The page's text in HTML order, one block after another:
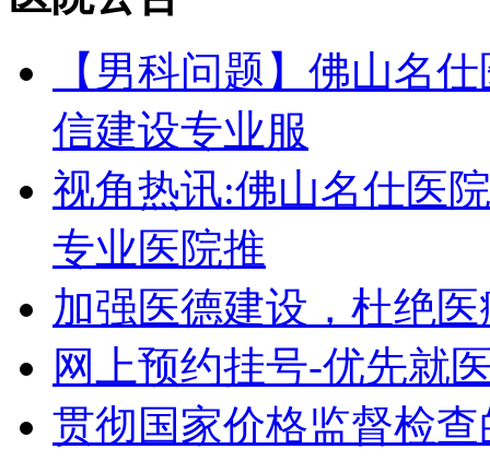
【男科问题】佛山名
信建设专业服
视角热讯:佛山名仕医
专业医院推
加强医德建设，杜绝
网上预约挂号-优先就
贯彻国家价格监督检